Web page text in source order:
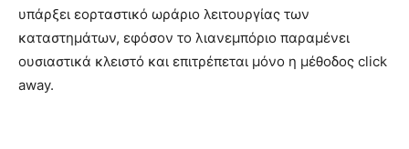
υπάρξει εορταστικό ωράριο λειτουργίας των
καταστημάτων, εφόσον το λιανεμπόριο παραμένει
ουσιαστικά κλειστό και επιτρέπεται μόνο η μέθοδος click
away.